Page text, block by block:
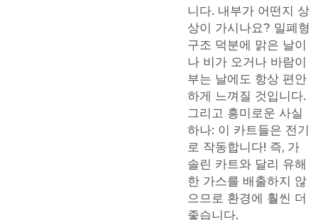
니다. 내부가 어떤지 상
상이 가시나요? 밀폐형
구조 덕분에 맑은 날이
나 비가 오거나 바람이
부는 날에도 항상 편안
하게 느껴질 것입니다.
그리고 흥미로운 사실
하나: 이 카트들은 전기
로 작동합니다! 즉, 가
솔린 카트와 달리 유해
한 가스를 배출하지 않
으므로 환경에 훨씬 더
좋습니다.